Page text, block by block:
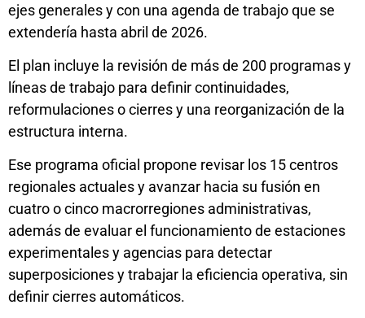
ejes generales y con una agenda de trabajo que se
extendería hasta abril de 2026.
El plan incluye la revisión de más de 200 programas y
líneas de trabajo para definir continuidades,
reformulaciones o cierres y una reorganización de la
estructura interna.
Ese programa oficial propone revisar los 15 centros
regionales actuales y avanzar hacia su fusión en
cuatro o cinco macrorregiones administrativas,
además de evaluar el funcionamiento de estaciones
experimentales y agencias para detectar
superposiciones y trabajar la eficiencia operativa, sin
definir cierres automáticos.